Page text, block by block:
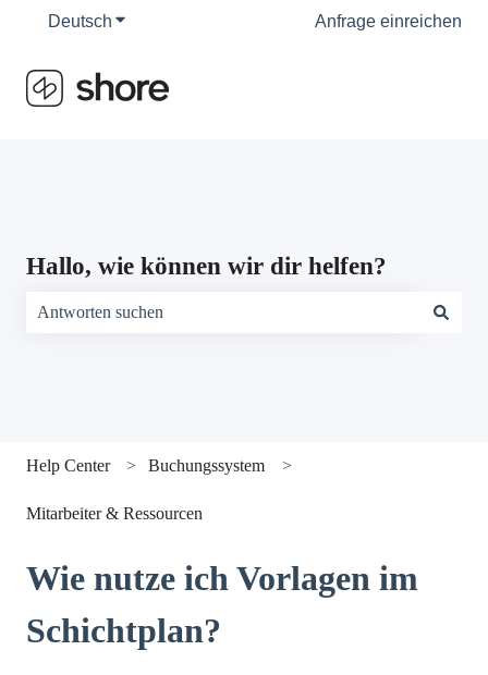
Deutsch Untermenü für Übersetzungen anzeigen
Anfrage einreichen
Hallo, wie können wir dir helfen?
Help Center Buchungssystem
Mitarbeiter & Ressourcen
Wie nutze ich Vorlagen im
Schichtplan?